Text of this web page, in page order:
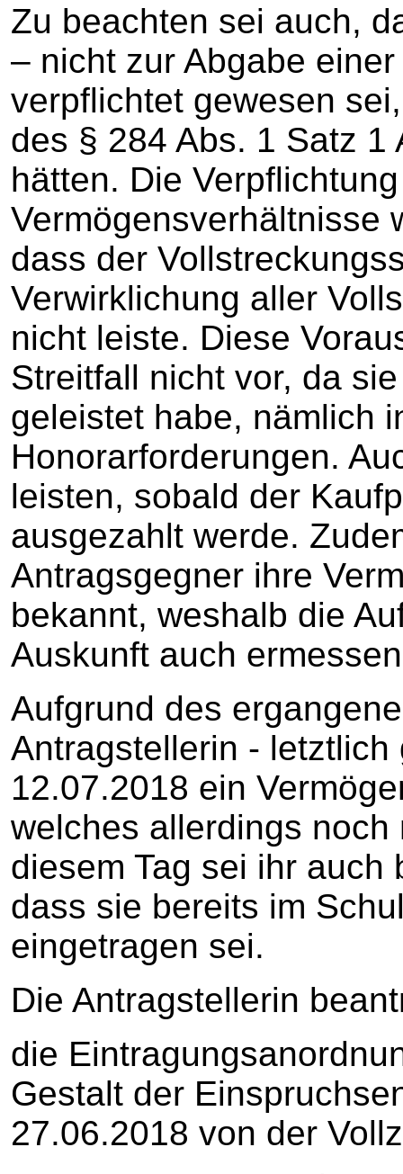
Zu beachten sei auch,
– nicht zur Abgabe
verpflichtet gewesen
des § 284 Abs. 1 Satz 1
hätten. Die
Vermögensverhältnisse
dass der
Verwirklichung aller
nicht leiste. Diese
Streitfall nicht vor, da
geleistet habe, nämlich
Honorarforderungen.
leisten, sobald der
ausgezahlt werde.
Antragsgegner ihre
bekannt, weshalb die
Auskunft auch
Aufgrund des
Antragstellerin -
12.07.2018 ein
welches allerdings
diesem Tag sei ihr auch
dass sie bereits im
eingetragen sei.
Die Antragstellerin
die
Gestalt der
27.06.2018 von der